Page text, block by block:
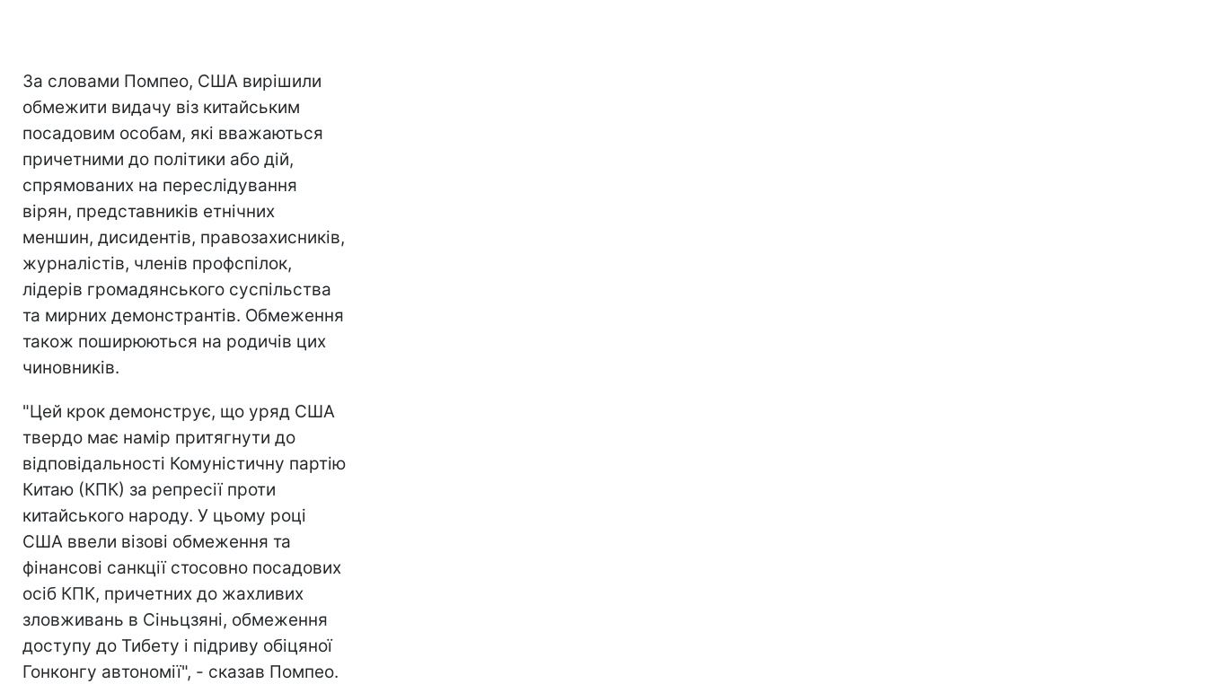
За словами Помпео, США вирішили
обмежити видачу віз китайським
посадовим особам, які вважаються
причетними до політики або дій,
спрямованих на переслідування
вірян, представників етнічних
меншин, дисидентів, правозахисників,
журналістів, членів профспілок,
лідерів громадянського суспільства
та мирних демонстрантів. Обмеження
також поширюються на родичів цих
чиновників.
"Цей крок демонструє, що уряд США
твердо має намір притягнути до
відповідальності Комуністичну партію
Китаю (КПК) за репресії проти
китайського народу. У цьому році
США ввели візові обмеження та
фінансові санкції стосовно посадових
осіб КПК, причетних до жахливих
зловживань в Сіньцзяні, обмеження
доступу до Тибету і підриву обіцяної
Гонконгу автономії", - сказав Помпео.